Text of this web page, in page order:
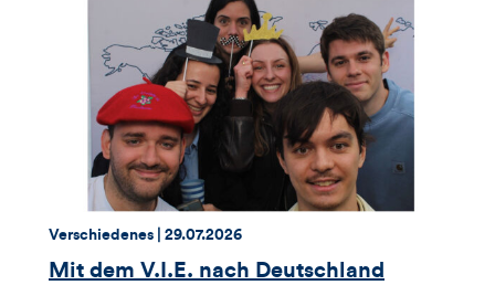
Thema:
Verschiedenes | Datum:
29.07.2026
Mit dem V.I.E. nach Deutschland